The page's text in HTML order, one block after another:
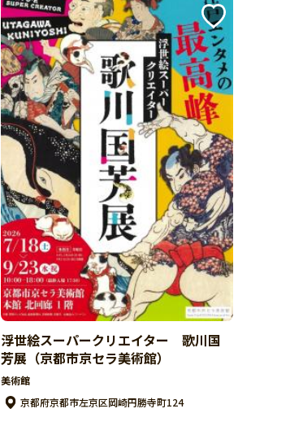
浮世絵スーパークリエイター 歌川国
芳展（京都市京セラ美術館）
美術館
京都府京都市左京区岡崎円勝寺町124